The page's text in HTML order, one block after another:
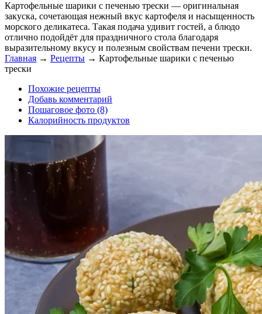
Картофельные шарики с печенью трески — оригинальная
закуска, сочетающая нежный вкус картофеля и насыщенность
морского деликатеса. Такая подача удивит гостей, а блюдо
отлично подойдёт для праздничного стола благодаря
выразительному вкусу и полезным свойствам печени трески.
Главная → Рецепты → Картофельные шарики с печенью
трески
Похожие рецепты
Добавь комментарий
Пошаговое фото (8)
Калорийность продуктов